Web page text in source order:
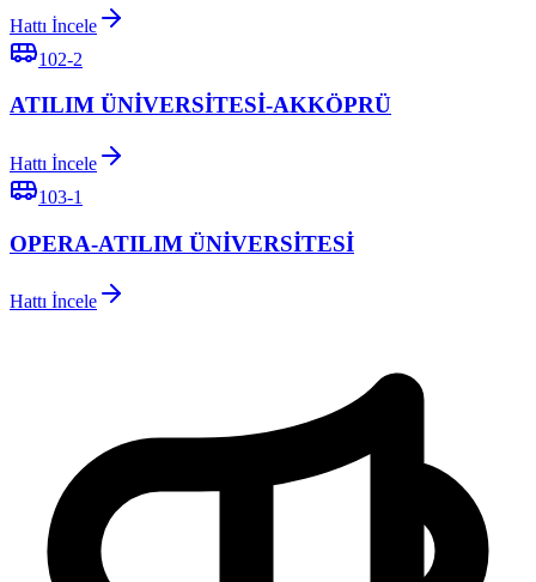
Hattı İncele
102-2
ATILIM ÜNİVERSİTESİ-AKKÖPRÜ
Hattı İncele
103-1
OPERA-ATILIM ÜNİVERSİTESİ
Hattı İncele